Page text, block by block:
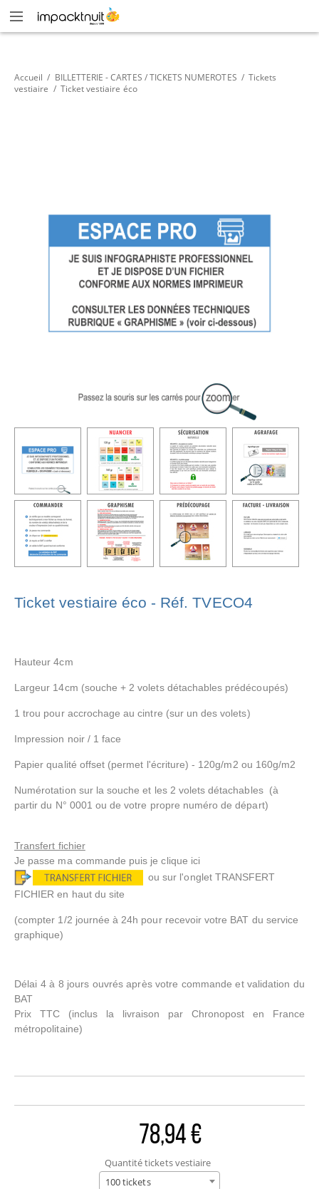
Accueil / BILLETTERIE - CARTES / TICKETS NUMEROTES / Tickets
vestiaire / Ticket vestiaire éco
Ticket vestiaire éco - Réf. TVECO4
Hauteur 4cm
Largeur 14cm (souche + 2 volets détachables prédécoupés)
1 trou pour accrochage au cintre (sur un des volets)
Impression noir / 1 face
Papier qualité offset (permet l'écriture) - 120g/m2 ou 160g/m2
Numérotation sur la souche et les 2 volets détachables (à
partir du N° 0001 ou de votre propre numéro de départ)
Transfert fichier
Je passe ma commande puis je clique ici
ou sur l'onglet TRANSFERT
FICHIER en haut du site
(compter 1/2 journée à 24h pour recevoir votre BAT du service
graphique)
Délai 4 à 8 jours ouvrés après votre commande et validation du
BAT
Prix TTC (inclus la livraison par Chronopost en France
métropolitaine)
78,94 €
Quantité tickets vestiaire
100 tickets